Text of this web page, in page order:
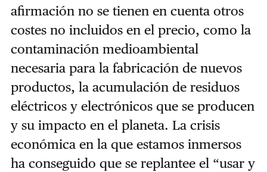
afirmación no se tienen en cuenta otros
costes no incluidos en el precio, como la
contaminación medioambiental
necesaria para la fabricación de nuevos
productos, la acumulación de residuos
eléctricos y electrónicos que se producen
y su impacto en el planeta. La crisis
económica en la que estamos inmersos
ha conseguido que se replantee el “usar y